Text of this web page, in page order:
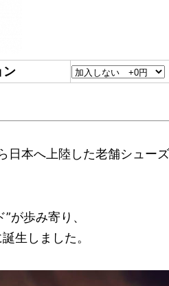
ン
本へ上陸した老舗シュー
が歩み寄り、
生しました。